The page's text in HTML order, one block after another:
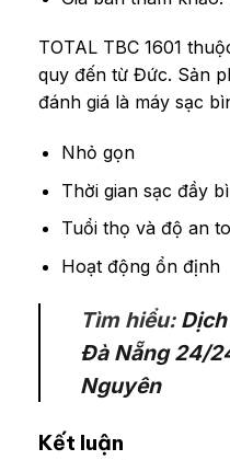
TOTAL TBC 1601
quy đến từ Đức. Sản
đánh giá là máy sạc
Nhỏ gọn
Thời gian sạc đầy
Tuổi thọ và độ an
Hoạt động ổn định
Tìm hiểu:
Đà Nẵng 24/
Nguyên
Kết luận